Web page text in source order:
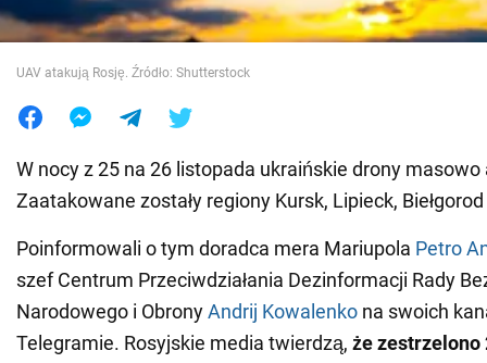
Jedzenie
UAV atakują Rosję. Źródło: Shutterstock
W nocy z 25 na 26 listopada ukraińskie drony masowo
Zaatakowane zostały regiony Kursk, Lipieck, Biełgorod
Poinformowali o tym doradca mera Mariupola Petro
szef Centrum Przeciwdziałania Dezinformacji Rady
Narodowego i ObronyAndrij Kowalenko na swoich
Telegramie. Rosyjskie media twierdzą, że zestrzelono